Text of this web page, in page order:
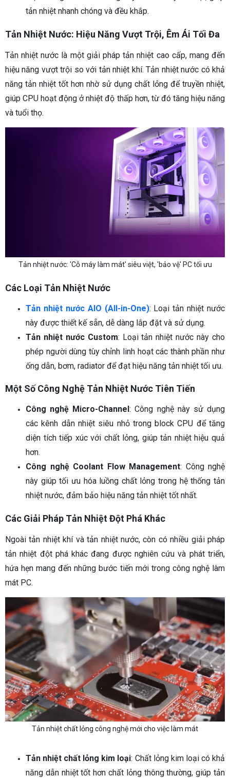
tản nhiệt nhanh chóng và đều khắp.
Tản Nhiệt Nước: Hiệu Năng Vượt Trội, Êm Ái Tối Đa
Tản nhiệt nước là một giải pháp tản nhiệt cao cấp, mang đến
hiệu năng vượt trội so với tản nhiệt khí. Tản nhiệt nước có khả
năng tản nhiệt tốt hơn nhờ sử dụng chất lỏng để truyền nhiệt,
giúp CPU hoạt động ở nhiệt độ thấp hơn, từ đó tăng hiệu năng
và tuổi thọ.
Tản nhiệt nước: 'Cỗ máy làm mát' siêu việt, 'bảo vệ' PC tối ưu
Các Loại Tản Nhiệt Nước
Tản nhiệt nước AIO (All-in-One): Loại tản nhiệt nước
này được thiết kế sẵn, dễ dàng lắp đặt và sử dụng.
Tản nhiệt nước Custom: Loại tản nhiệt nước này cho
phép người dùng tùy chỉnh linh hoạt các thành phần như
ống dẫn, bơm, radiator để đạt hiệu năng tản nhiệt tối ưu.
Một Số Công Nghệ Tản Nhiệt Nước Tiên Tiến
Công nghệ Micro-Channel: Công nghệ này sử dụng
các kênh dẫn nhiệt siêu nhỏ trong block CPU để tăng
diện tích tiếp xúc với chất lỏng, giúp tản nhiệt hiệu quả
hơn.
Công nghệ Coolant Flow Management: Công nghệ
này giúp tối ưu hóa luồng chất lỏng trong hệ thống tản
nhiệt nước, đảm bảo hiệu năng tản nhiệt tốt nhất.
Các Giải Pháp Tản Nhiệt Đột Phá Khác
Ngoài tản nhiệt khí và tản nhiệt nước, còn có nhiều giải pháp
tản nhiệt đột phá khác đang được nghiên cứu và phát triển,
hứa hẹn mang đến những bước tiến mới trong công nghệ làm
mát PC.
Tản nhiệt chất lỏng công nghệ mới cho việc làm mát
Tản nhiệt chất lỏng kim loại: Chất lỏng kim loại có khả
năng dẫn nhiệt tốt hơn chất lỏng thông thường, giúp tản